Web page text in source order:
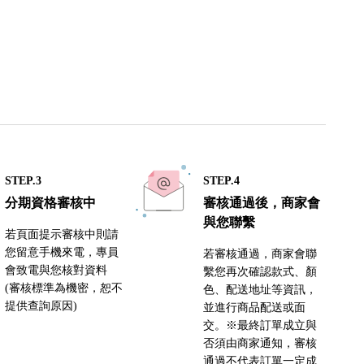
STEP.3
分期資格審核中
若頁面提示審核中則請
您留意手機來電，專員
會致電與您核對資料
(審核標準為機密，恕不
提供查詢原因)
STEP.4
審核通過後，商家會
與您聯繫
若審核通過，商家會聯
繫您再次確認款式、顏
色、配送地址等資訊，
並進行商品配送或面
交。※最終訂單成立與
否須由商家通知，審核
通過不代表訂單一定成